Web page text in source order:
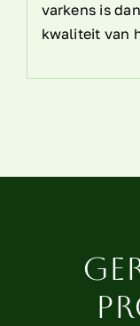
varkens is
kwaliteit van